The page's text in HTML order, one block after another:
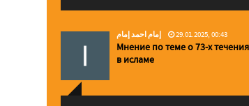
إمام احمد إمام 29.01.2025, 00:43
Мнение по теме о 73-х
в исламе